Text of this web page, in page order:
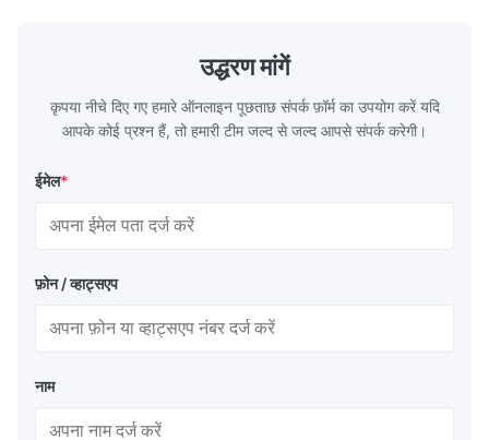
उद्धरण मांगें
कृपया नीचे दिए गए हमारे ऑनलाइन पूछताछ संपर्क फ़ॉर्म का उपयोग करें यदि
आपके कोई प्रश्न हैं, तो हमारी टीम जल्द से जल्द आपसे संपर्क करेगी।
ईमेल*
फ़ोन / व्हाट्सएप
नाम